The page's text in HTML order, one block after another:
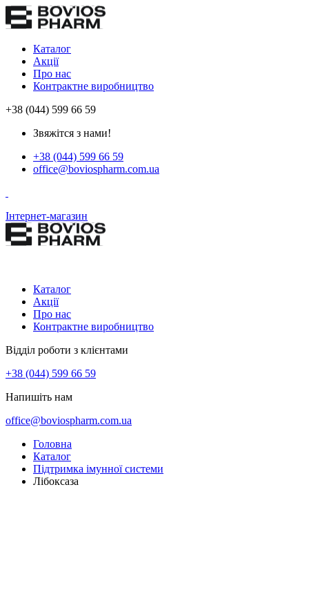
Каталог
Акції
Про нас
Контрактне виробництво
+38 (044) 599 66 59
Звяжітся з нами!
+38 (044) 599 66 59
office@boviospharm.com.ua
Інтернет-магазин
Каталог
Акції
Про нас
Контрактне виробництво
Відділ роботи з клієнтами
+38 (044) 599 66 59
Напишіть нам
office@boviospharm.com.ua
Головна
Каталог
Підтримка імунної системи
Лібоксаза